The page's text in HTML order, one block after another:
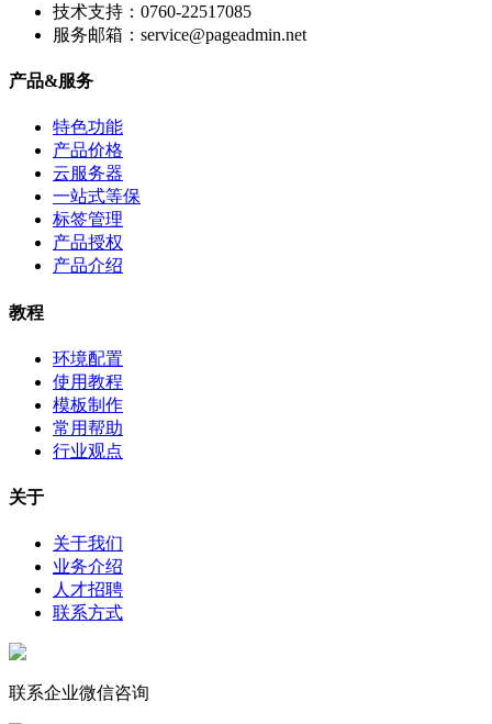
技术支持：0760-22517085
服务邮箱：service@pageadmin.net
产品&服务
特色功能
产品价格
云服务器
一站式等保
标签管理
产品授权
产品介绍
教程
环境配置
使用教程
模板制作
常用帮助
行业观点
关于
关于我们
业务介绍
人才招聘
联系方式
联系企业微信咨询